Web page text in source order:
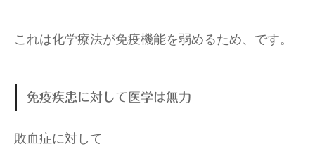
これは化学療法が免疫機能を弱めるため、です。
免疫疾患に対して医学は無力
敗血症に対して